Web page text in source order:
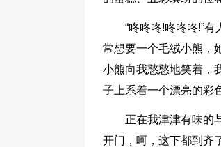
“咚咚咚!咚咚咚!”
常想要一个毛绒小熊，
小熊向我憨憨地笑着，
子上系着一个漂亮的彩
正在我津津有味的
开门，呵，这下都到齐